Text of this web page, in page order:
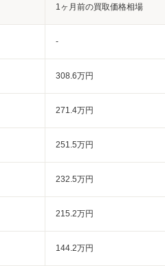
1ヶ月前の買取価格相場
-
308.6万円
271.4万円
251.5万円
232.5万円
215.2万円
144.2万円